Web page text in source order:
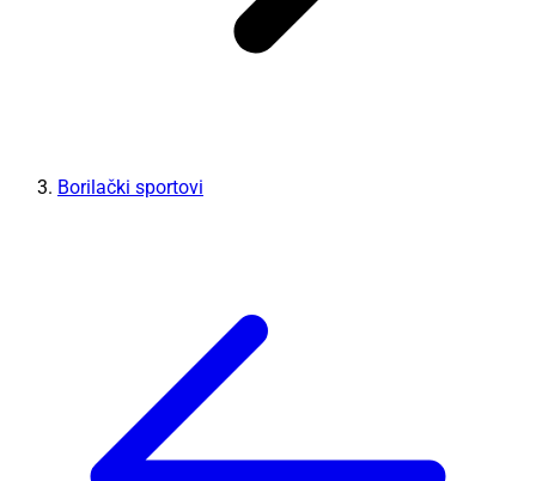
Borilački sportovi